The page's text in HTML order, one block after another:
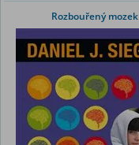
Rozbouřený mozek